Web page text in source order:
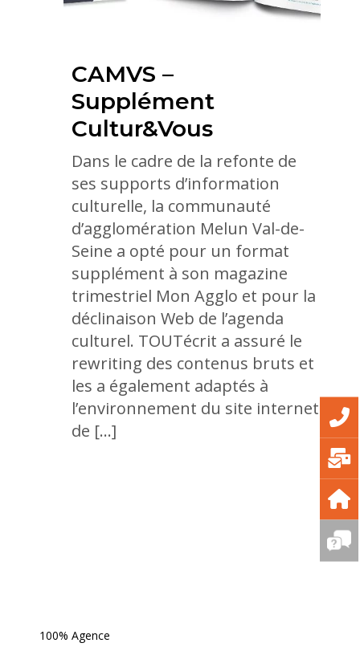
CAMVS –
Supplément
Cultur&Vous
Dans le cadre de la refonte de
ses supports d’information
culturelle, la communauté
d’agglomération Melun Val-de-
Seine a opté pour un format
supplément à son magazine
trimestriel Mon Agglo et pour la
déclinaison Web de l’agenda
culturel. TOUTécrit a assuré le
rewriting des contenus bruts et
les a également adaptés à
l’environnement du site internet
de […]
100% Agence